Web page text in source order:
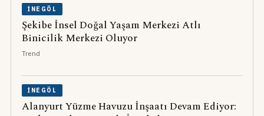
İNEGÖL
Şekibe İnsel Doğal Yaşam Merkezi Atlı
Binicilik Merkezi Oluyor
Trend
İNEGÖL
Alanyurt Yüzme Havuzu İnşaatı Devam Ediyor: